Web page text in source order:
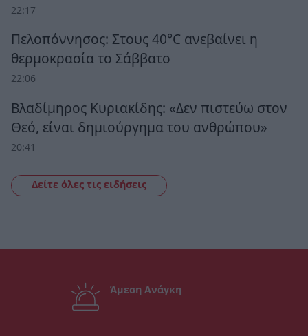
22:17
Πελοπόννησος: Στους 40°C ανεβαίνει η
θερμοκρασία το Σάββατο
22:06
Βλαδίμηρος Κυριακίδης: «Δεν πιστεύω στον
Θεό, είναι δημιούργημα του ανθρώπου»
20:41
Δείτε όλες τις ειδήσεις
Άμεση Ανάγκη